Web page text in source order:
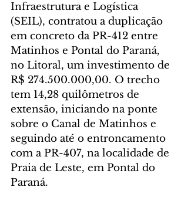
Infraestrutura e Logística
(SEIL), contratou a duplicação
em concreto da PR-412 entre
Matinhos e Pontal do Paraná,
no Litoral, um investimento de
R$ 274.500.000,00. O trecho
tem 14,28 quilômetros de
extensão, iniciando na ponte
sobre o Canal de Matinhos e
seguindo até o entroncamento
com a PR-407, na localidade de
Praia de Leste, em Pontal do
Paraná.